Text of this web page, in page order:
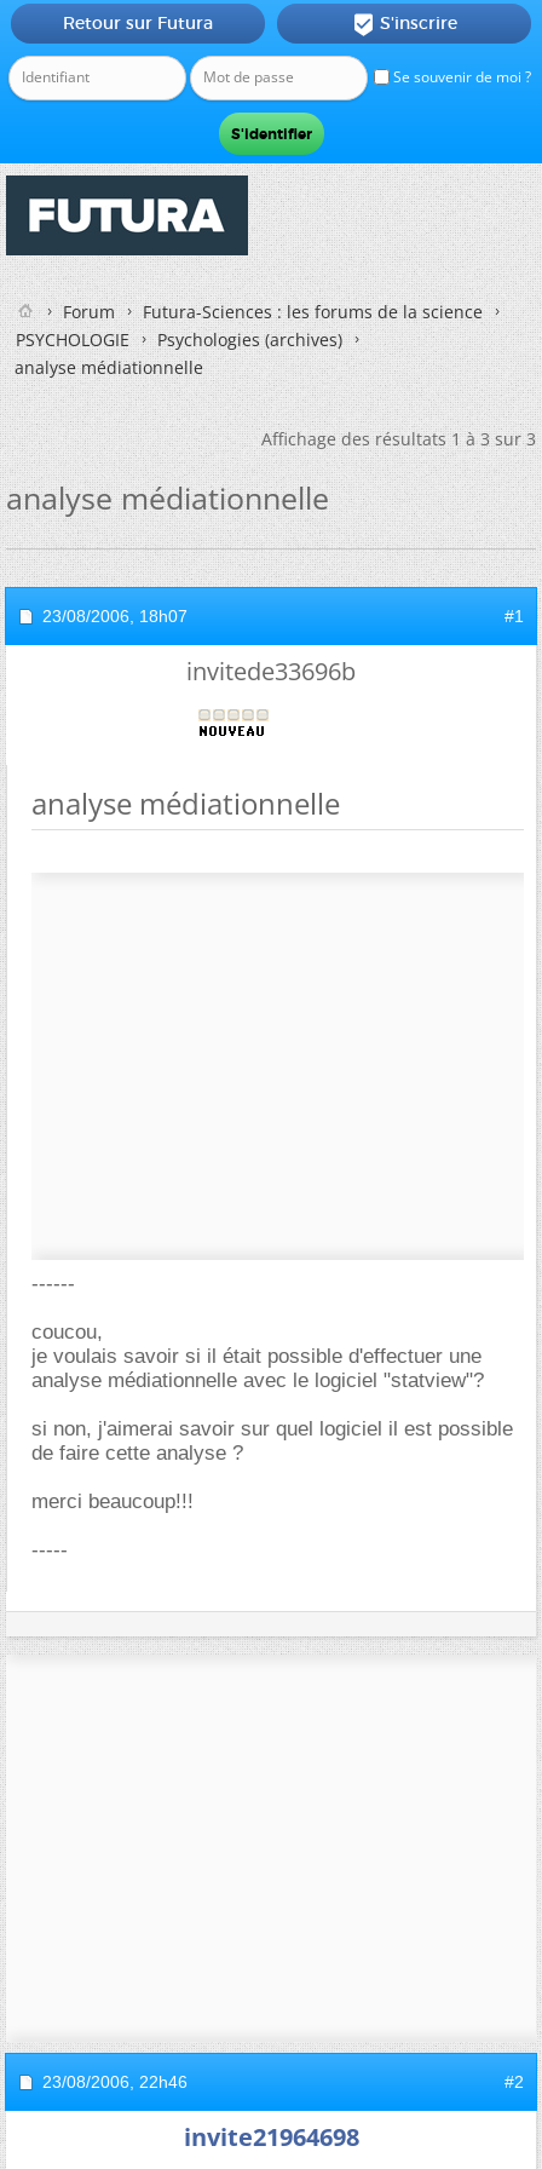
Se souvenir de moi ?
Retour sur Futura  S'inscrire
Forum
Futura-Sciences : les forums de la science
PSYCHOLOGIE
Psychologies (archives)
analyse médiationnelle
Affichage des résultats 1 à 3 sur 3
analyse médiationnelle
23/08/2006, 18h07 #1
invitede33696b
analyse médiationnelle
------
coucou,
je voulais savoir si il était possible d'effectuer une
analyse médiationnelle avec le logiciel "statview"?
si non, j'aimerai savoir sur quel logiciel il est possible
de faire cette analyse ?
merci beaucoup!!!
-----
23/08/2006, 22h46 #2
invite21964698